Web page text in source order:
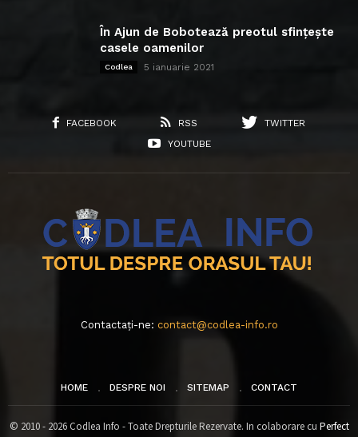
În Ajun de Bobotează preotul sfințește
casele oamenilor
Codlea 5 ianuarie 2021
FACEBOOK RSS
TWITTER
YOUTUBE
Contactați-ne: contact@codlea-info.ro
HOME DESPRE NOI SITEMAP CONTACT
© 2010 - 2026 Codlea Info - Toate Drepturile Rezervate. In colaborare cu Perfect